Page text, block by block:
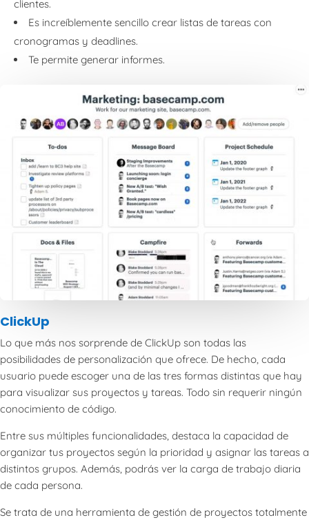
clientes.
Es increíblemente sencillo crear listas de tareas con
cronogramas y deadlines.
Te permite generar informes.
ClickUp
Lo que más nos sorprende de ClickUp son todas las
posibilidades de personalización que ofrece. De hecho, cada
usuario puede escoger una de las tres formas distintas que hay
para visualizar sus proyectos y tareas. Todo sin requerir ningún
conocimiento de código.
Entre sus múltiples funcionalidades, destaca la capacidad de
organizar tus proyectos según la prioridad y asignar las tareas a
distintos grupos. Además, podrás ver la carga de trabajo diaria
de cada persona.
Se trata de una herramienta de gestión de proyectos totalmente